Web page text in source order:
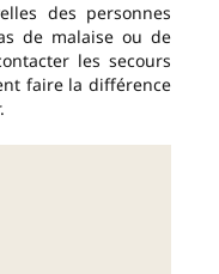
des personnes
de malaise ou de
les secours
faire la différence